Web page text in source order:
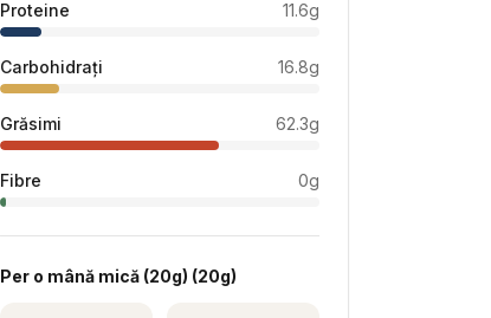
Proteine 11.6g
Carbohidrați 16.8g
Grăsimi 62.3g
Fibre 0g
Per o mână mică (20g) (20g)